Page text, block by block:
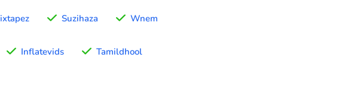
Suzihaza Wnem
Inflatevids Tamildhool